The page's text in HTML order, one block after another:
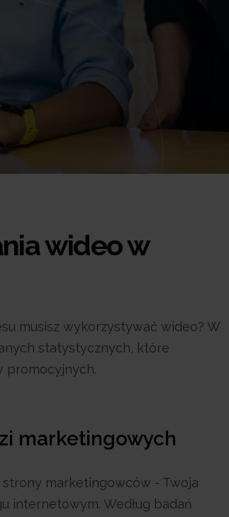
wideo w
musisz wykorzystywać wideo? W
statystycznych, które
promocyjnych.
marketingowych
strony marketingowców - Twoja
internetowym. Według badań